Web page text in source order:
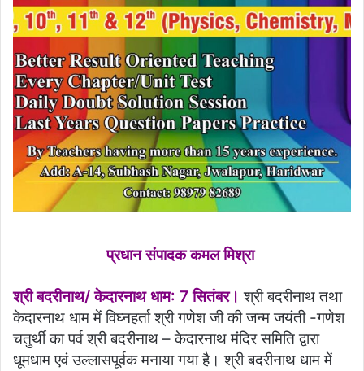
प्रधान संपादक कमल मिश्रा
श्री बदरीनाथ/ केदारनाथ धाम: 7 सितंबर। श्री बदरीनाथ तथा
केदारनाथ धाम में विघ्नहर्ता श्री गणेश जी की जन्म जयंती -गणेश
चतुर्थी का पर्व श्री बदरीनाथ – केदारनाथ मंदिर समिति द्वारा
धूमधाम एवं उल्लासपूर्वक मनाया गया है। श्री बदरीनाथ धाम में